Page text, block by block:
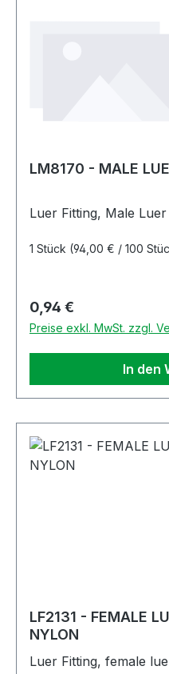
LM8170 - MALE
Luer Fitting, Male
1 Stück (94,00 € / 100
Regulärer Preis:
0,94 €
Preise exkl. MwSt. zzgl.
In den
LF2131 - FEMALE
NYLON
Luer Fitting, female